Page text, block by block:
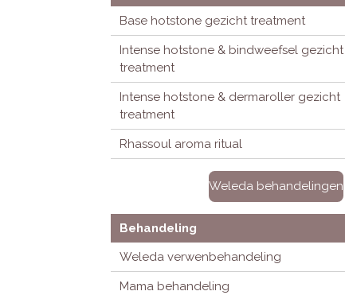
Base hotstone gezicht treatment
Intense hotstone & bindweefsel gezicht
treatment
Intense hotstone & dermaroller gezicht
treatment
Rhassoul aroma ritual
Weleda behandelingen
Behandeling
Weleda verwenbehandeling
Mama behandeling